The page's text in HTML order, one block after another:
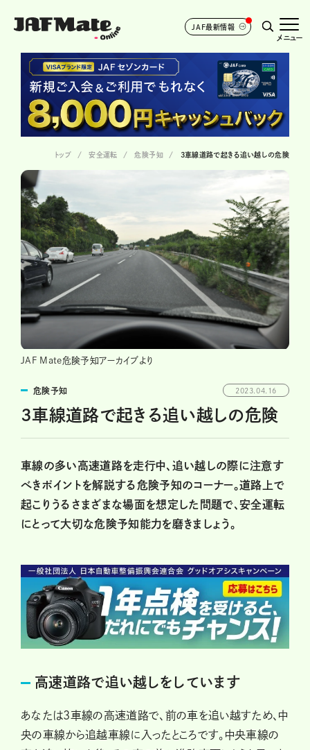
JAF最新情報
メニュー
トップ 安全運転 危険予知 3車線道路で起きる追い越しの危険
JAF Mate危険予知アーカイブより
危険予知 2023.04.16
3車線道路で起きる追い越しの危険
車線の多い高速道路を走行中、追い越しの際に注意す
べきポイントを解説する危険予知のコーナー。道路上で
起こりうるさまざまな場面を想定した問題で、安全運転
にとって大切な危険予知能力を磨きましょう。
高速道路で追い越しをしています
あなたは3車線の高速道路で、前の車を追い越すため、中
央の車線から追越車線に入ったところです。中央車線の